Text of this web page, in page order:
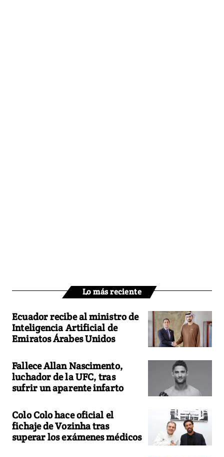
Lo más reciente
Ecuador recibe al ministro de
Inteligencia Artificial de
Emiratos Árabes Unidos
Fallece Allan Nascimento,
luchador de la UFC, tras
sufrir un aparente infarto
Colo Colo hace oficial el
fichaje de Vozinha tras
superar los exámenes médicos